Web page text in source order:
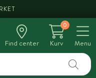
Find center
0
Kurv
Menu